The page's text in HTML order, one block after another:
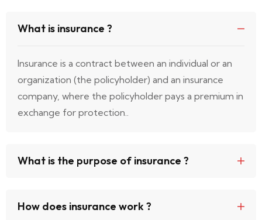
What is insurance ?
Insurance is a contract between an individual or an
organization (the policyholder) and an insurance
company, where the policyholder pays a premium in
exchange for protection..
What is the purpose of insurance ?
How does insurance work ?